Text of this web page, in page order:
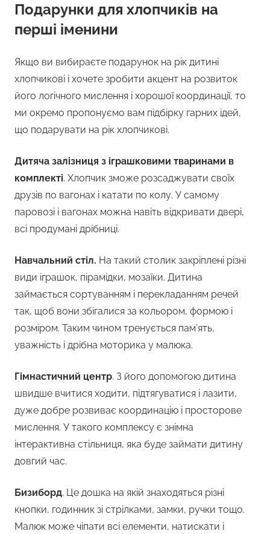
Подарунки для хлопчиків на
перші іменини
Якщо ви вибираєте подарунок на рік дитині
хлопчикові і хочете зробити акцент на розвиток
його логічного мислення і хорошої координації, то
ми окремо пропонуємо вам підбірку гарних ідей,
що подарувати на рік хлопчикові.
Дитяча залізниця з іграшковими тваринами в
комплекті. Хлопчик зможе розсаджувати своїх
друзів по вагонах і катати по колу. У самому
паровозі і вагонах можна навіть відкривати двері,
всі продумані дрібниці.
Навчальний стіл. На такий столик закріплені різні
види іграшок, пірамідки, мозаїки. Дитина
займається сортуванням і перекладанням речей
так, щоб вони збігалися за кольором, формою і
розміром. Таким чином тренується пам’ять,
уважність і дрібна моторика у малюка.
Гімнастичний центр. З його допомогою дитина
швидше вчитися ходити, підтягуватися і лазити,
дуже добре розвиває координацію і просторове
мислення. У такого комплексу є знімна
інтерактивна стільниця, яка буде займати дитину
довгий час.
Бизиборд. Це дошка на якій знаходяться різні
кнопки, годинник зі стрілками, замки, ручки тощо.
Малюк може чіпати всі елементи, натискати і